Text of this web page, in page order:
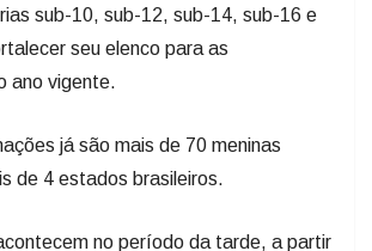
sub-10, sub-12, sub-14, sub-16 e
seu elenco para as
ano vigente.
já são mais de 70 meninas
de 4 estados brasileiros.
no período da tarde, a partir